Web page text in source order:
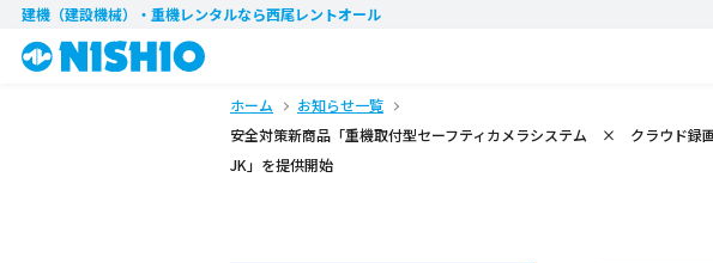
建機（建設機械）・重機レンタルなら西尾レントオール
ホーム
お知らせ一覧
安全対策新商品「重機取付型セーフティカメラシステム × クラウド録
JK」を提供開始